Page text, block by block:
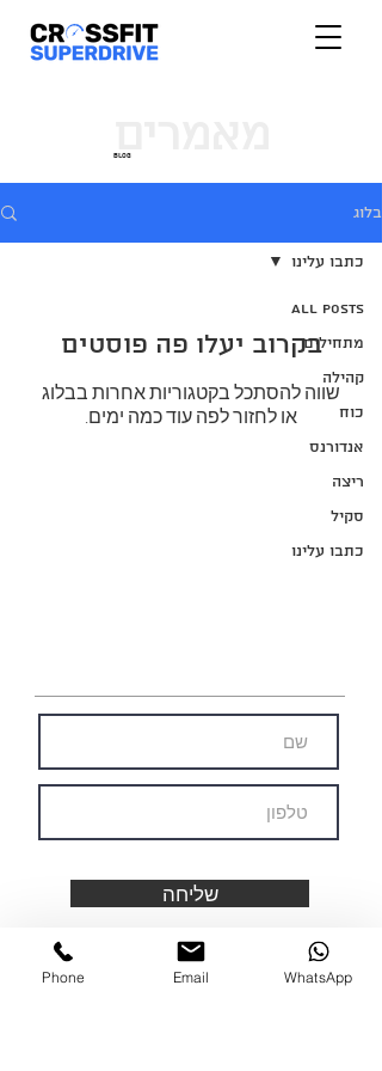
מאמרים
blog
בלוג
All Posts
מתחילים
קהילה
כוח
אנדורנס
ריצה
סקיל
כתבו עלינו
כתבו עלינו
בקרוב יעלו פה פוסטים
שווה להסתכל בקטגוריות אחרות בבלוג
או לחזור לפה עוד כמה ימים.
שליחה
Phone Email WhatsApp